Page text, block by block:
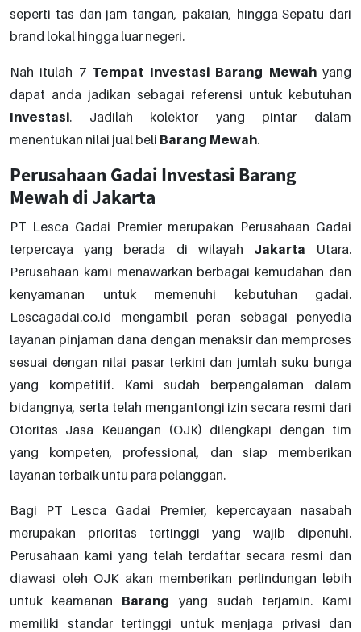
seperti tas dan jam tangan, pakaian, hingga Sepatu dari
brand lokal hingga luar negeri.
Nah itulah 7 Tempat Investasi Barang Mewahyang
dapat anda jadikan sebagai referensi untuk kebutuhan
Investasi. Jadilah kolektor yang pintar dalam
menentukan nilai jual beli Barang Mewah.
Perusahaan Gadai Investasi Barang
Mewah di Jakarta
PT Lesca Gadai Premier merupakan Perusahaan Gadai
terpercaya yang berada di wilayah Jakarta Utara.
Perusahaan kami menawarkan berbagai kemudahan dan
kenyamanan untuk memenuhi kebutuhan gadai.
Lescagadai.co.id mengambil peran sebagai penyedia
layanan pinjaman dana dengan menaksir dan memproses
sesuai dengan nilai pasar terkini dan jumlah suku bunga
yang kompetitif. Kami sudah berpengalaman dalam
bidangnya, serta telah mengantongi izin secara resmi dari
Otoritas Jasa Keuangan (OJK) dilengkapi dengan tim
yang kompeten, professional, dan siap memberikan
layanan terbaik untu para pelanggan.
Bagi PT Lesca Gadai Premier, kepercayaan nasabah
merupakan prioritas tertinggi yang wajib dipenuhi.
Perusahaan kami yang telah terdaftar secara resmi dan
diawasi oleh OJK akan memberikan perlindungan lebih
untuk keamanan Barang yang sudah terjamin. Kami
memiliki standar tertinggi untuk menjaga privasi dan